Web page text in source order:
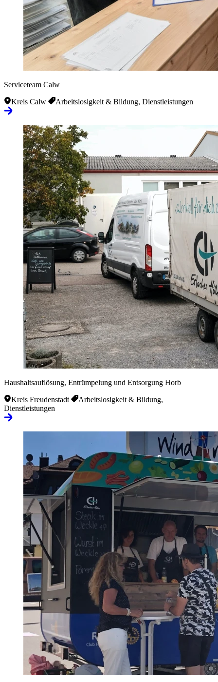
Serviceteam Calw
Kreis Calw Arbeitslosigkeit & Bildung, Dienstleistungen
Haushaltsauflösung, Entrümpelung und Entsorgung Horb
Kreis Freudenstadt
Arbeitslosigkeit & Bildung,
Dienstleistungen